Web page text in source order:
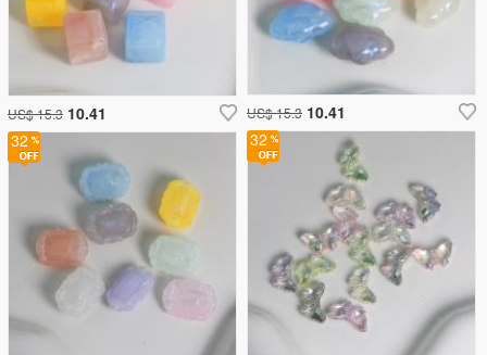
32
US$ 15.3 10.41 US$ 15.3 10.41
32